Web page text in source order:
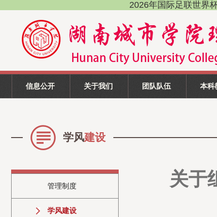
2026年国际足联世界
信息公开 关于我们 团队队伍 本科
学风建设
管理制度
学风建设
关于